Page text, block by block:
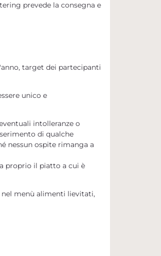
prevede la consegna e
target dei partecipanti
unico e
intolleranze o
di qualche
nessun ospite rimanga a
proprio il piatto a cui è
nel menù alimenti lievitati,